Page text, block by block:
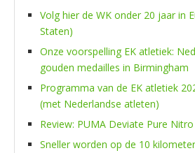
Volg hier de WK onder 20 jaar in
Staten)
Onze voorspelling EK atletiek:
gouden medailles in Birmingham
Programma van de EK atletiek
(met Nederlandse atleten)
Review: PUMA Deviate Pure Nitro
Sneller worden op de 10